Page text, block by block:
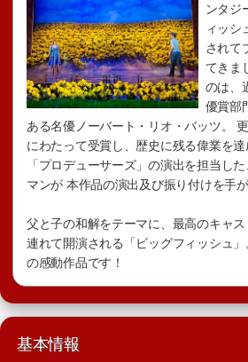
ンタジ
ィッシ
されて
てきま
のは、
優賞部
ある名優ノーバート・リオ・バッツ。
にわたって受賞し、歴史に残る偉業を
「プロデューサーズ」の演出を担当し
マンが 本作品の演出及び振り付けを手が
父と子の和解をテーマに、最高のキャ
連れて開演される「ビッグフィッシュ
の感動作品です！
基本情報